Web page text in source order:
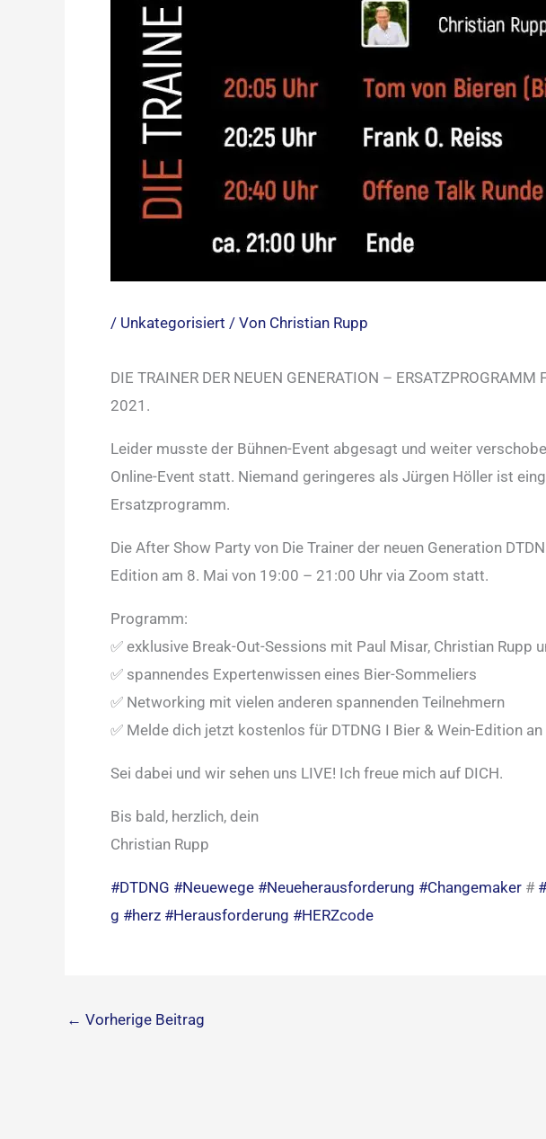
/ Unkategorisiert / Von Christian Rupp
DIE TRAINER DER NEUEN GENERATION –
2021.
Leider musste der Bühnen-Event abgesagt und weiter
Online-Event statt. Niemand geringeres als Jürgen Höller ist
Ersatzprogramm.
Die After Show Party von Die Trainer der neuen Generation
Edition am 8. Mai von 19:00 – 21:00 Uhr via Zoom statt.
Programm:
✅ exklusive Break-Out-Sessions mit Paul Misar, Christian Rupp
✅ spannendes Expertenwissen eines Bier-Sommeliers
✅ Networking mit vielen anderen spannenden Teilnehmern
✅ Melde dich jetzt kostenlos für DTDNG I Bier & Wein-Edition an
Sei dabei und wir sehen uns LIVE! Ich freue mich auf DICH.
Bis bald, herzlich, dein
Christian Rupp
#DTDNG #Neuewege #Neueherausforderung #Changemaker #
g #herz #Herausforderung #HERZcode
← Vorherige Beitrag